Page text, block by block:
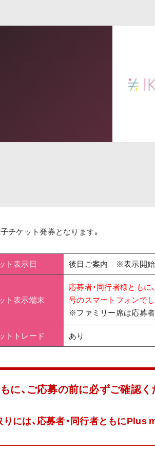
チケット発券となります。
ト表示日 後日ご案内 ※表示開始
ト表示端末
応募者・同行者様とも
号のスマートフォンで
※ファミリー席は応募
トトレード あり
に、ご応募の前に必ずご確認く
には、応募者・同行者ともにPlus